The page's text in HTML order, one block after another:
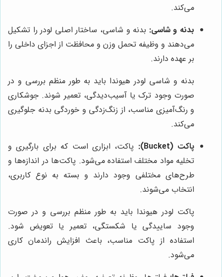
می‌کند.
بدنه و شاسی: بدنه و شاسی، ساختار اصلی لودر را تشکیل
می‌دهند و وظیفه تحمل وزن و محافظت از اجزای داخلی را
بر عهده دارند.
بدنه و شاسی لودر هیوندا باید به طور منظم بررسی و در
صورت وجود ترک یا آسیب‌دیدگی، تعمیر شوند. جوشکاری
و رنگ‌آمیزی مناسب، از زنگ‌زدگی و خوردگی بدنه جلوگیری
می‌کند.
پاکت (Bucket):
پاکت، ابزاری است که برای بارگیری و
تخلیه مواد مختلف استفاده می‌شود. پاکت‌ها در اندازه‌ها و
طرح‌های مختلفی وجود دارند و بسته به نوع کاربری،
انتخاب می‌شوند.
پاکت لودر هیوندا باید به طور منظم بررسی و در صورت
وجود ساییدگی یا شکستگی، تعمیر یا تعویض شود.
استفاده از پاکت مناسب، باعث افزایش راندمان کاری
می‌شود.